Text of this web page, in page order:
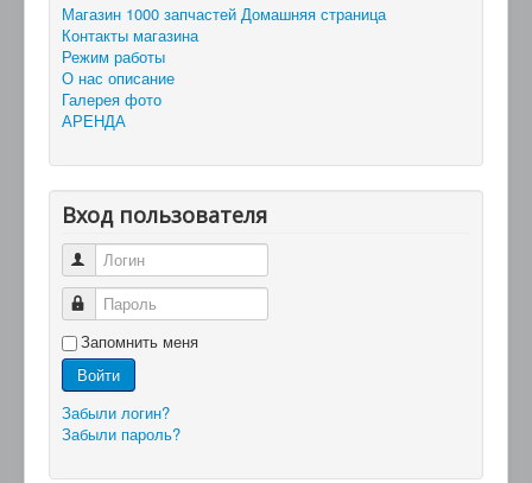
Магазин 1000 запчастей Домашняя страница
Контакты магазина
Режим работы
О нас описание
Галерея фото
АРЕНДА
Вход пользователя
Логин
Пароль
Запомнить меня
Войти
Забыли логин?
Забыли пароль?